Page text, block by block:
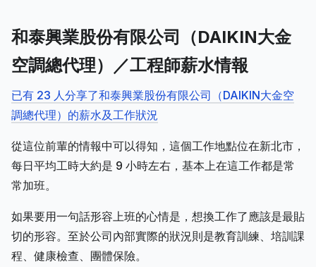
和泰興業股份有限公司（DAIKIN大金
空調總代理）／工程師薪水情報
已有 23 人分享了和泰興業股份有限公司（DAIKIN大金空
調總代理）的薪水及工作狀況
從這位前輩的情報中可以得知，這個工作地點位在新北市，
每日平均工時大約是 9 小時左右，基本上在這工作都是常
常加班。
如果要用一句話形容上班的心情是，想換工作了應該是最貼
切的形容。至於公司內部實際的狀況則是教育訓練、培訓課
程、健康檢查、團體保險。